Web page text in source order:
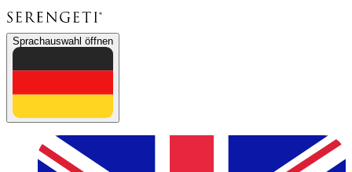
Sprachauswahl öffnen